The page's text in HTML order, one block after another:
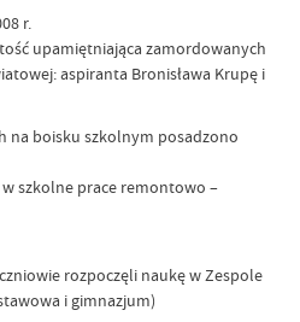
r.
upamiętniająca zamordowanych
aspiranta Bronisława Krupę i
na boisku szkolnym posadzono
szkolne prace remontowo –
rozpoczęli naukę w Zespole
i gimnazjum)